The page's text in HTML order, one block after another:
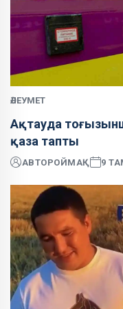
ӘЛЕУМЕТ
Ақтауда
қаза тапты
АВТОРОЙМАҚ 9